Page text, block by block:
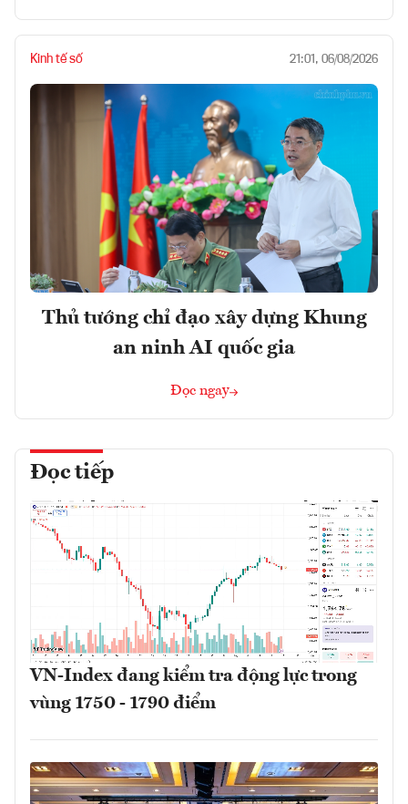
Kinh tế số 21:01, 06/08/2026
Thủ tướng chỉ đạo xây dựng Khung
an ninh AI quốc gia
Đọc ngay
Đọc tiếp
VN-Index đang kiểm tra động lực trong
vùng 1750 - 1790 điểm